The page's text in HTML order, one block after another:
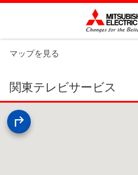
マップを見る
関東テレビサービス